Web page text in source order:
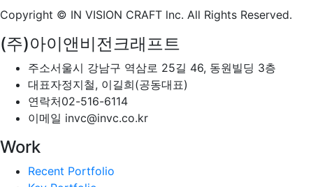
Copyright © IN VISION CRAFT lnc. All Rights Reserved.
(주)아이앤비전크래프트
주소서울시 강남구 역삼로 25길 46, 동원빌딩 3층
대표자정지철, 이길희(공동대표)
연락처02-516-6114
이메일 invc@invc.co.kr
Work
Recent Portfolio